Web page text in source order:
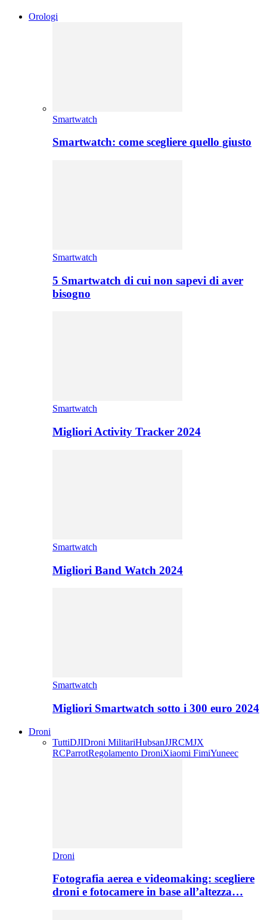
Orologi
Smartwatch
Smartwatch: come scegliere quello giusto
Smartwatch
5 Smartwatch di cui non sapevi di aver
bisogno
Smartwatch
Migliori Activity Tracker 2024
Smartwatch
Migliori Band Watch 2024
Smartwatch
Migliori Smartwatch sotto i 300 euro 2024
Droni
TuttiDJIDroni MilitariHubsanJJRCMJX
RCParrotRegolamento DroniXiaomi FimiYuneec
Droni
Fotografia aerea e videomaking: scegliere
droni e fotocamere in base all’altezza…